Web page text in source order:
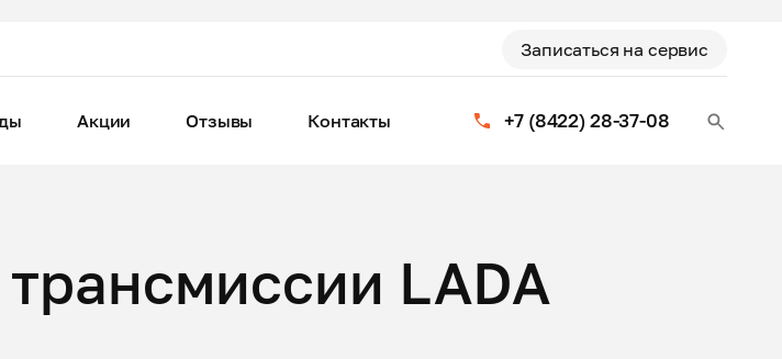
Записаться на сервис
+7 (8422) 28-37-08
Акции Отзывы Контакты
LADA